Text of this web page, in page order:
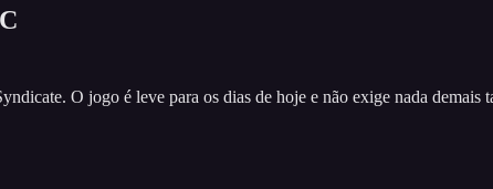
O jogo é leve para os dias de hoje e não exige nada demais